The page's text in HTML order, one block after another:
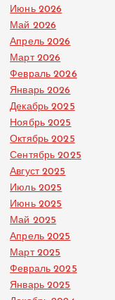
Июнь 2026
Май 2026
Апрель 2026
Март 2026
Февраль 2026
Январь 2026
Декабрь 2025
Ноябрь 2025
Октябрь 2025
Сентябрь 2025
Август 2025
Июль 2025
Июнь 2025
Май 2025
Апрель 2025
Март 2025
Февраль 2025
Январь 2025